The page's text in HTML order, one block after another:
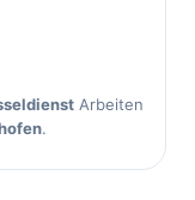
Arbeiten
.